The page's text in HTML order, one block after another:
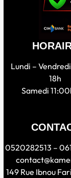
Lundi –
18h
Samedi
0520282513 –
149 Rue Ibnou